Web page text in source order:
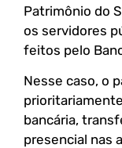
Patrimônio do
os servidores
feitos pelo
Nesse caso, o
bancária,
presencial nas